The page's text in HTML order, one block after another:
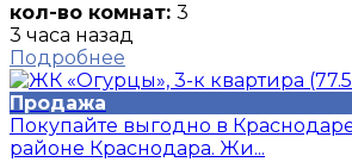
кол-во комнат: 3
3 часа назад
Подробнее
Продажа
Покупайте выгодно в
районе Краснодара. Жи...